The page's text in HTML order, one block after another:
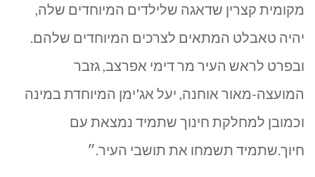
מקומית קצרין שדאגה שלילדים המיוחדים שלה,
יהיה טאבלט המתאים לצרכים המיוחדים שלהם.
ובפרט לראש העיר מר דימי אפרצב, גזבר
המועצה-מאור אוחנה, יעל אג'ימן המיוחדת במינה
וכמובן למחלקת חינוך שתמיד נמצאת עם
חיוך.שתמיד תשמחו את תושבי העיר.״